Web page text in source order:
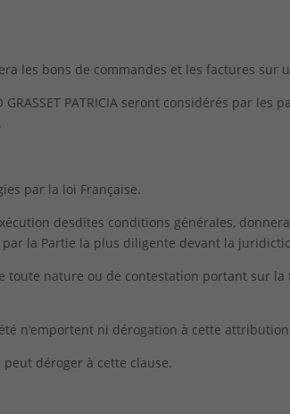
les bons de commandes et les factures
GRASSET PATRICIA seront considérés par
par la loi Française.
desdites conditions générales,
la Partie la plus diligente devant la
toute nature ou de contestation portant sur
n’emportent ni dérogation à cette
déroger à cette clause.